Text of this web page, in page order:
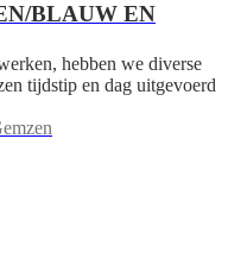
BLAUW EN
hebben we diverse
tijdstip en dag uitgevoerd